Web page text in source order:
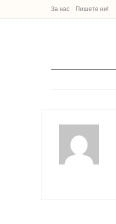
За нас Пишете ни!